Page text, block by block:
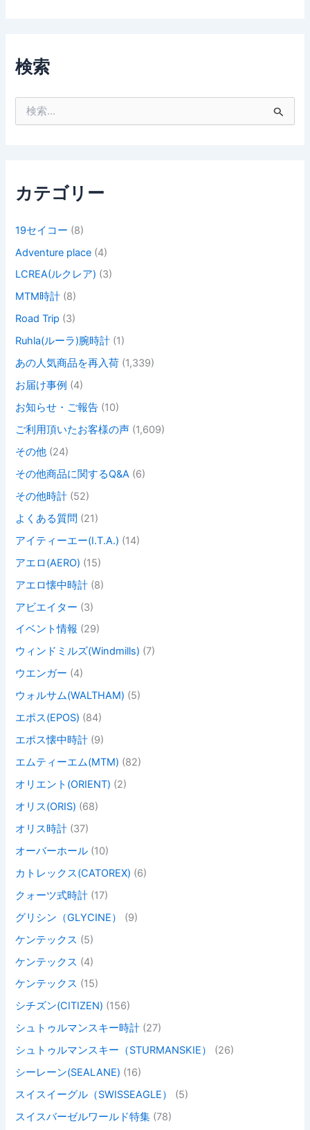
検索
カテゴリー
19セイコー (8)
Adventure place (4)
LCREA(ルクレア) (3)
MTM時計 (8)
Road Trip (3)
Ruhla(ルーラ)腕時計 (1)
あの人気商品を再入荷 (1,339)
お届け事例 (4)
お知らせ・ご報告 (10)
ご利用頂いたお客様の声 (1,609)
その他 (24)
その他商品に関するQ&A (6)
その他時計 (52)
よくある質問 (21)
アイティーエー(I.T.A.) (14)
アエロ(AERO) (15)
アエロ懐中時計 (8)
アビエイター (3)
イベント情報 (29)
ウィンドミルズ(Windmills) (7)
ウエンガー (4)
ウォルサム(WALTHAM) (5)
エポス(EPOS) (84)
エポス懐中時計 (9)
エムティーエム(MTM) (82)
オリエント(ORIENT) (2)
オリス(ORIS) (68)
オリス時計 (37)
オーバーホール (10)
カトレックス(CATOREX) (6)
クォーツ式時計 (17)
グリシン（GLYCINE）
(9)
ケンテックス (5)
ケンテックス (4)
ケンテックス (15)
シチズン(CITIZEN) (156)
シュトゥルマンスキー時計 (27)
シュトゥルマンスキー（STURMANSKIE）
(26)
シーレーン(SEALANE) (16)
スイスイーグル（SWISSEAGLE）
(5)
スイスバーゼルワールド特集 (78)